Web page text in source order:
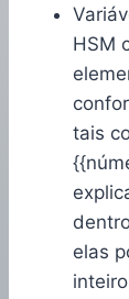
HSM
tais
elas